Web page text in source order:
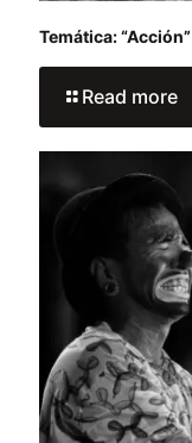
Temática: “Acción”
Read more